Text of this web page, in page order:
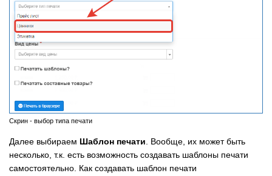
Скрин - выбор типа печати
Далее выбираем Шаблон печати. Вообще, их может быть
несколько, т.к. есть возможность создавать шаблоны печати
самостоятельно. Как создавать шаблон печати